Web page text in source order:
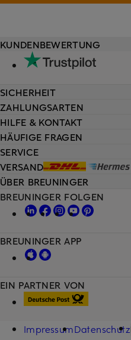
HILFE & KONTAKT
HÄUFIGE FRAGEN
SERVICE
VERSAND
KUNDENBEWERTUNG
SICHERHEIT
ZAHLUNGSARTEN
ÜBER BREUNINGER
EIN PARTNER VON
BREUNINGER FOLGEN
BREUNINGER APP
ImpressumDatenschutz